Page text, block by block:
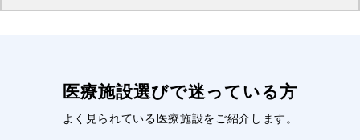
渋谷駅 吉祥寺駅
医療施設選びで迷っている方
よく見られている医療施設をご紹介します。